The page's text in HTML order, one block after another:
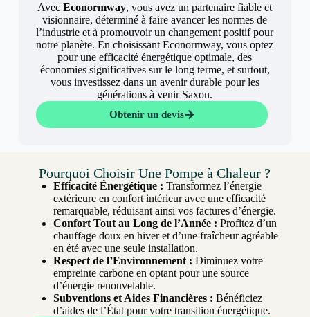
AvecEconormway, vous avez un partenaire fiable et
visionnaire, déterminé à faire avancer les normes de
l’industrie et à promouvoir un changement positif pour
notre planète. En choisissant Econormway, vous optez
pour une efficacité énergétique optimale, des
économies significatives sur le long terme, et surtout,
vous investissez dans un avenir durable pour les
générations à venir Saxon.
Obtenir un devis
Pourquoi Choisir Une Pompe à Chaleur ?
Efficacité Énergétique : Transformez l’énergie
extérieure en confort intérieur avec une efficacité
remarquable, réduisant ainsi vos factures d’énergie.
Confort Tout au Long de l’Année : Profitez d’un
chauffage doux en hiver et d’une fraîcheur agréable
en été avec une seule installation.
Respect de l’Environnement : Diminuez votre
empreinte carbone en optant pour une source
d’énergie renouvelable.
Subventions et Aides Financières : Bénéficiez
d’aides de l’État pour votre transition énergétique.